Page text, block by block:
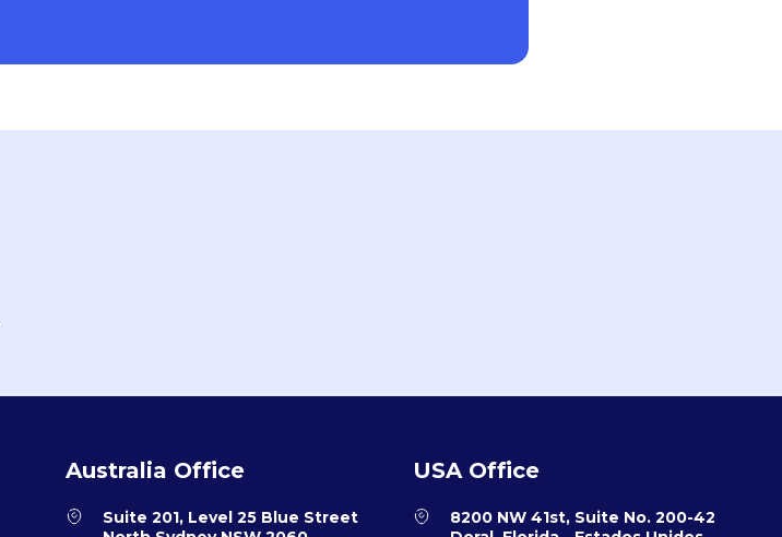
Australia Office
Suite 201, Level 25 Blue Street
USA Office
8200 NW 41st, Suite No. 200-42